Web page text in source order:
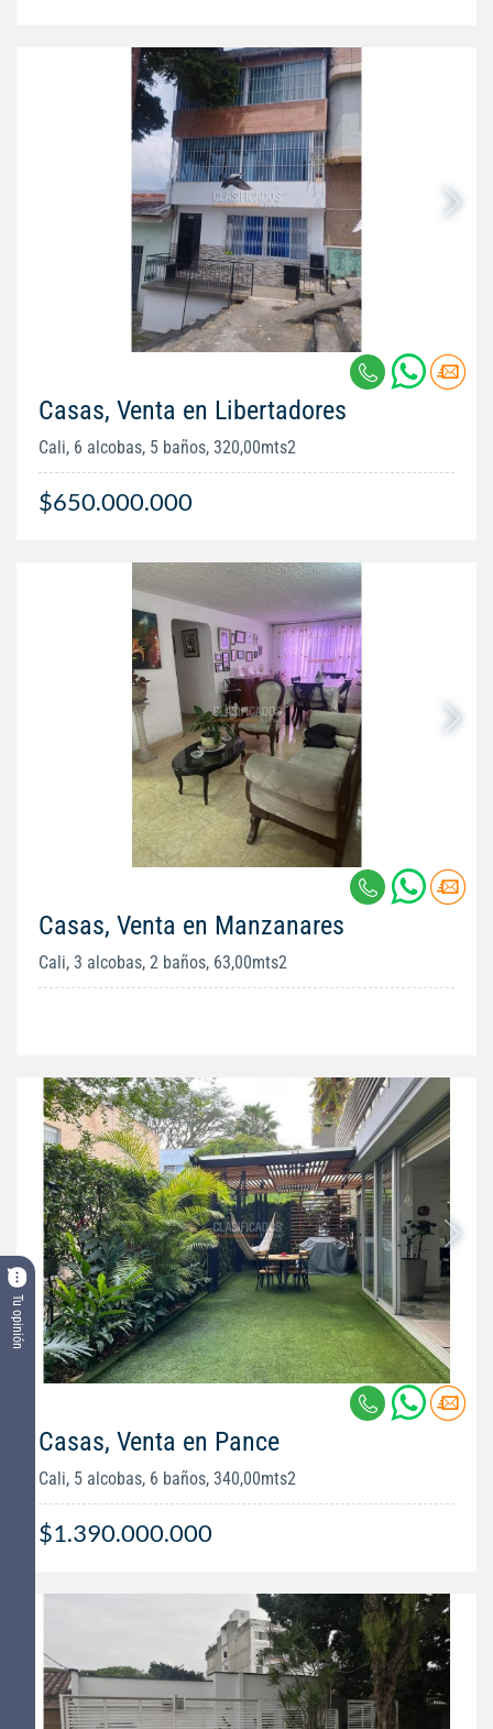
Tu opinión
Casas, Venta en Libertadores
Cali, 6 alcobas, 5 baños, 320,00mts2
$650.000.000
Casas, Venta en Manzanares
Cali, 3 alcobas, 2 baños, 63,00mts2
Casas, Venta en Pance
Cali, 5 alcobas, 6 baños, 340,00mts2
$1.390.000.000